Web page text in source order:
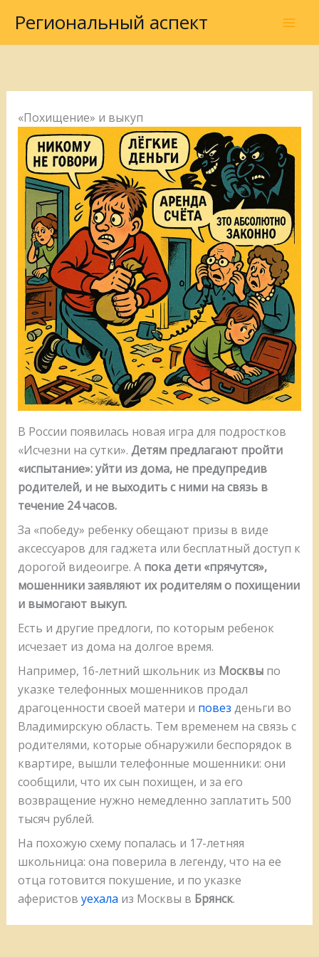
содержимому
Региональный аспект
«Похищение» и выкуп
В России появилась новая игра для подростков
«Исчезни на сутки». Детям предлагают пройти
«испытание»: уйти из дома, не предупредив
родителей, и не выходить с ними на связь в
течение 24 часов.
За «победу» ребенку обещают призы в виде
аксессуаров для гаджета или бесплатный доступ к
дорогой видеоигре. А пока дети «прячутся»,
мошенники заявляют их родителям о похищении
и вымогают выкуп.
Есть и другие предлоги, по которым ребенок
исчезает из дома на долгое время.
Например, 16-летний школьник из Москвы по
указке телефонных мошенников продал
драгоценности своей матери и повез деньги во
Владимирскую область. Тем временем на связь с
родителями, которые обнаружили беспорядок в
квартире, вышли телефонные мошенники: они
сообщили, что их сын похищен, и за его
возвращение нужно немедленно заплатить 500
тысяч рублей.
На похожую схему попалась и 17-летняя
школьница: она поверила в легенду, что на ее
отца готовится покушение, и по указке
аферистов уехала из Москвы в Брянск.